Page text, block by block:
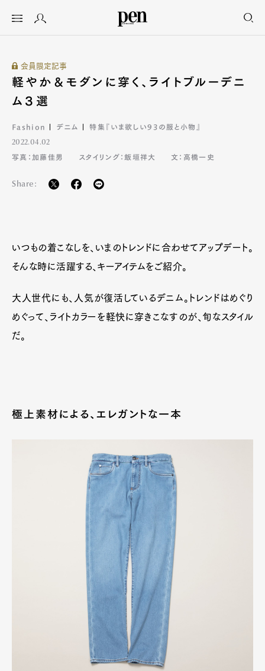
会員限定記事
軽やか＆モダンに穿く、ライトブルーデニ
ム３選
Fashion デニム 特集『いま欲しい93の服と小物』
2022.04.02
写真：加藤佳男
スタイリング：飯垣祥大 文：高橋一史
Share:
いつもの着こなしを、いまのトレンドに合わせてアップデート。
そんな時に活躍する、キーアイテムをご紹介。
大人世代にも、人気が復活しているデニム。トレンドはめぐり
めぐって、ライトカラーを軽快に穿きこなすのが、旬なスタイル
だ。
極上素材による、エレガントな一本